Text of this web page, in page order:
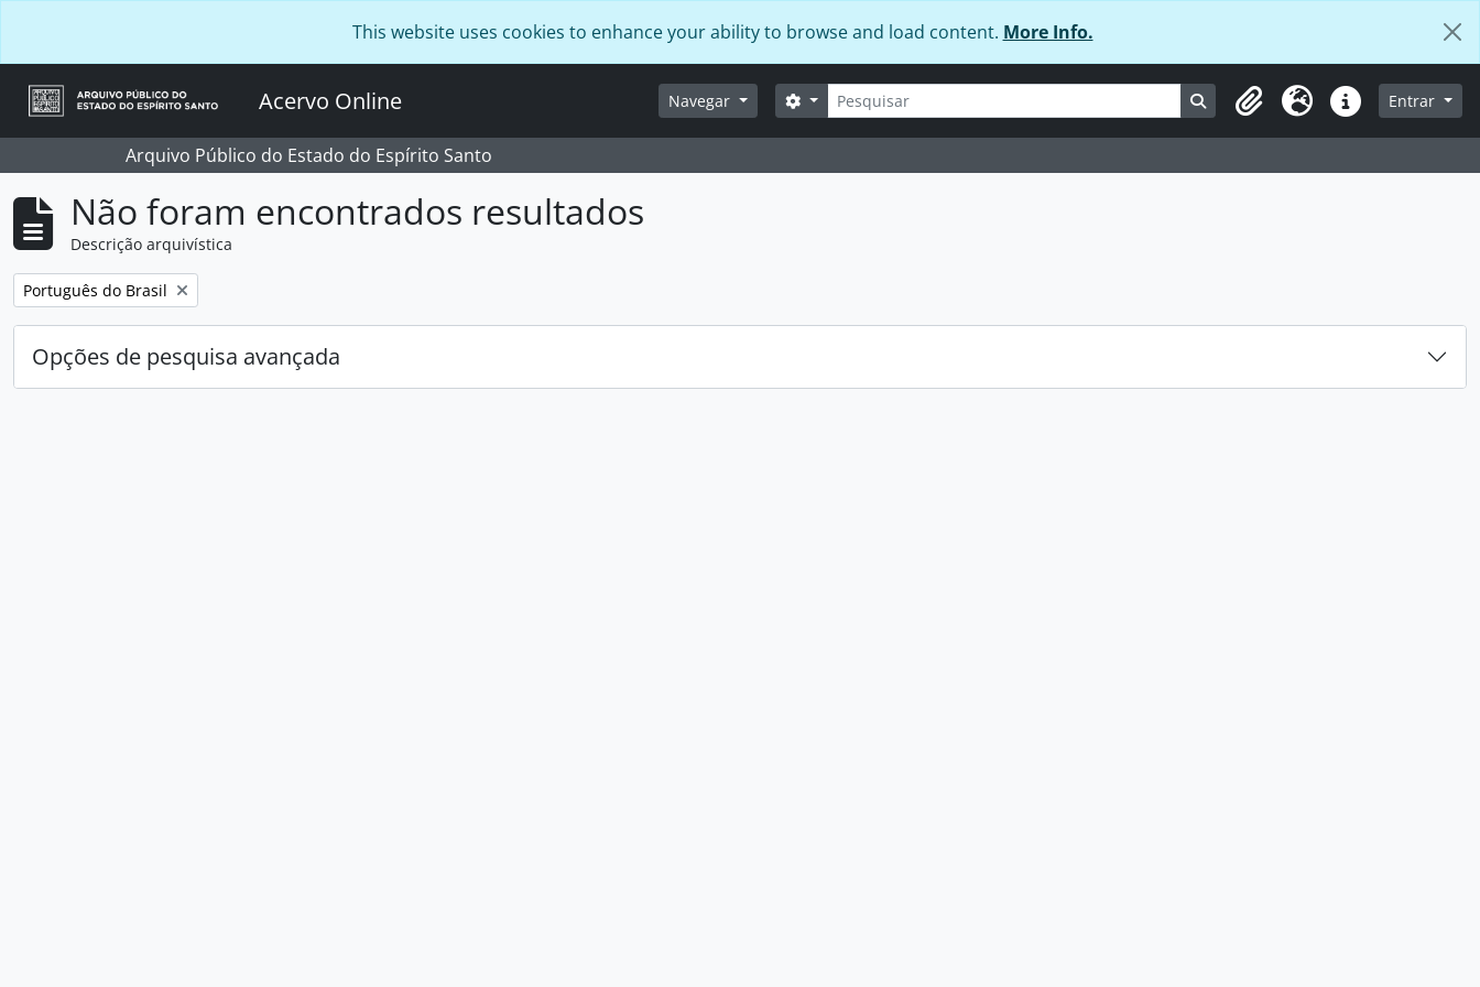
This website uses cookies to enhance your ability to browse and load content. More Info.
Acervo Online Navegar Pesquisar
Opções de busca Busque na página de navegação
Área de transferência
Idioma Ligações rápidas
Entrar
Arquivo Público do Estado do Espírito Santo
Não foram encontrados resultados
Descrição arquivística
Remover filtro:
Português do Brasil
Opções de pesquisa avançada